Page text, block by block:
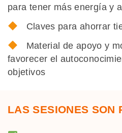
para tener más energía y
Claves para ahorrar
Material de apoyo y
favorecer el
objetivos
LAS SESIONES SON